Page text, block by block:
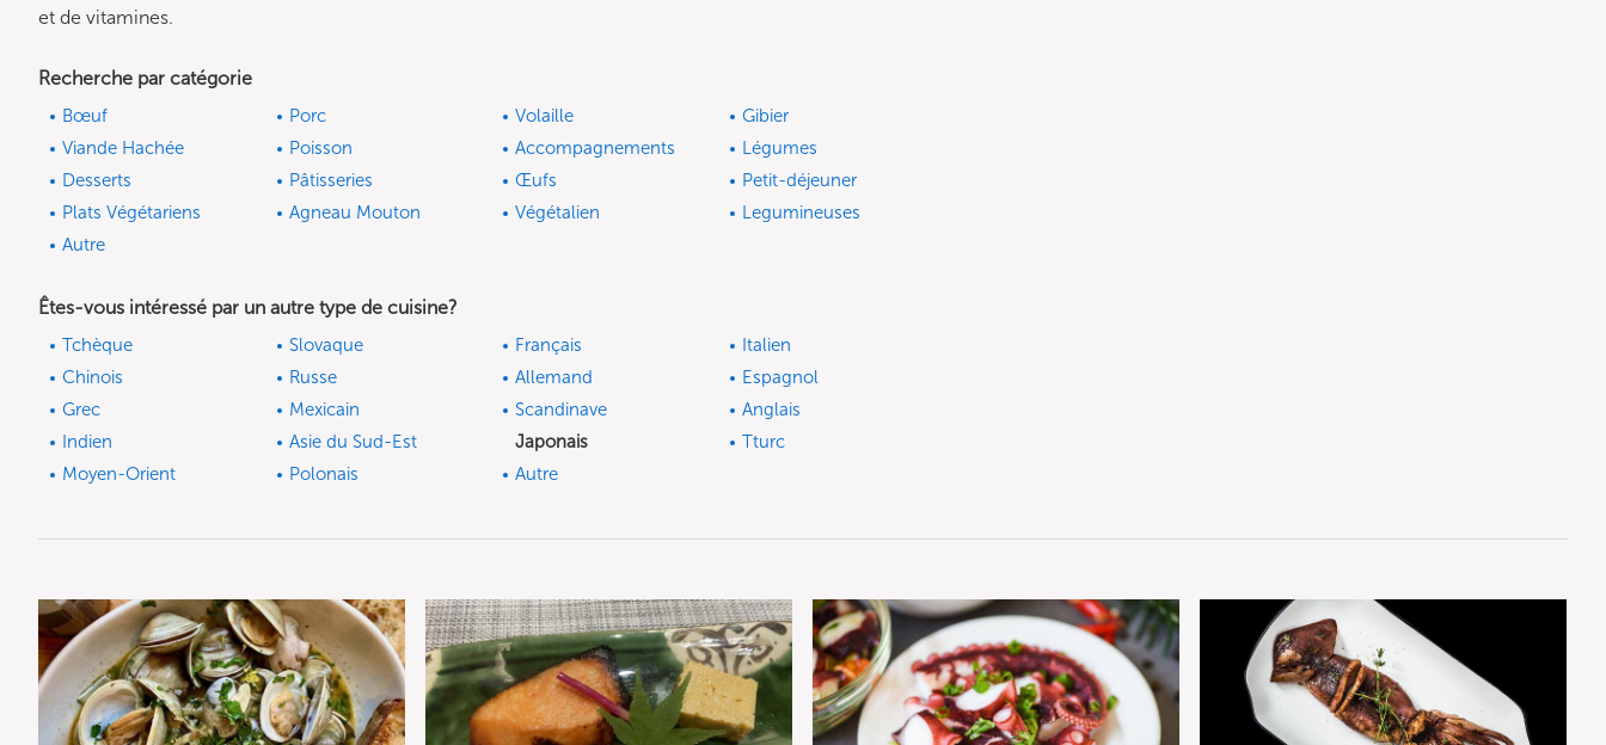
et de vitamines.
Recherche par catégorie
Bœuf Porc Volaille
Gibier
Viande Hachée
Poisson Accompagnements
Légumes
Desserts
Pâtisseries Œufs
Petit-déjeuner
Plats Végétariens
Agneau Mouton Végétalien
Legumineuses
Autre
Êtes-vous intéressé par un autre type de cuisine?
Tchèque Slovaque Français
Italien
Chinois
Russe Allemand
Espagnol
Grec
Mexicain Scandinave
Anglais
Indien
Asie du Sud-Est Japonais
Tturc
Moyen-Orient
Polonais Autre